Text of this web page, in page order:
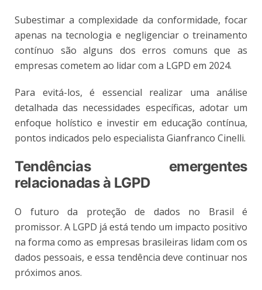
Subestimar a complexidade da conformidade, focar
apenas na tecnologia e negligenciar o treinamento
contínuo são alguns dos erros comuns que as
empresas cometem ao lidar com a LGPD em 2024.
Para evitá-los, é essencial realizar uma análise
detalhada das necessidades específicas, adotar um
enfoque holístico e investir em educação contínua,
pontos indicados pelo especialista Gianfranco Cinelli.
Tendências emergentes
relacionadas à LGPD
O futuro da proteção de dados no Brasil é
promissor. A LGPD já está tendo um impacto positivo
na forma como as empresas brasileiras lidam com os
dados pessoais, e essa tendência deve continuar nos
próximos anos.